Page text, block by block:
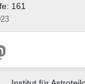
161